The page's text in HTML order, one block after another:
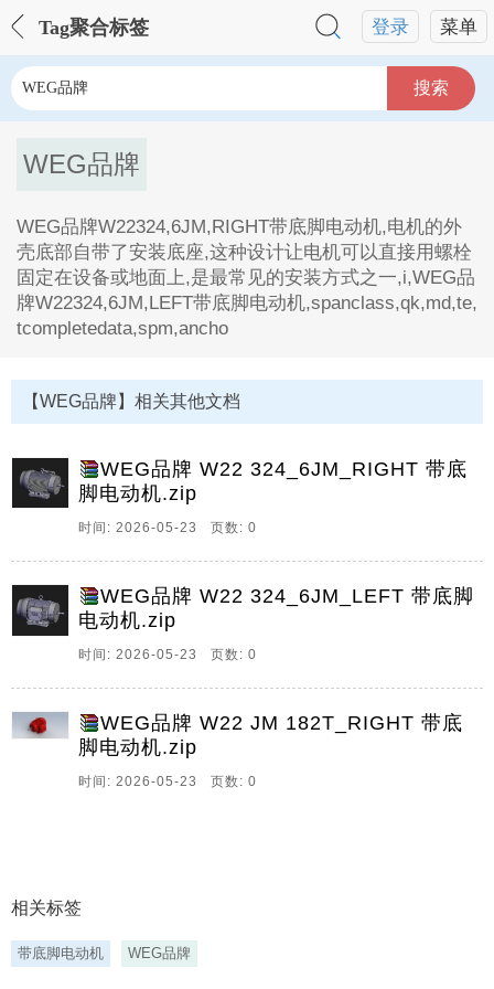
菜单
登录
Tag聚合标签
搜索
WEG品牌
WEG品牌W22324,6JM,RIGHT带底脚电动机,电机的外
壳底部自带了安装底座,这种设计让电机可以直接用螺栓
固定在设备或地面上,是最常见的安装方式之一,i,WEG品
牌W22324,6JM,LEFT带底脚电动机,spanclass,qk,md,te,
tcompletedata,spm,ancho
1、WEG品牌W22324,6JM,RIGHT带底脚电动机,电机的
外壳底部自带了安装底座,这种设计让电机可以直接用螺
栓固定在设备或地面上,是最常见的安装方式之一,i。
2、WEG品牌W22324,6JM,LEFT带底脚电动
机
【WEG品牌】相关其他文档
WEG品牌 W22 324_6JM_RIGHT 带底
脚电动机.zip
时间: 2026-05-23 页数: 0
WEG品牌 W22 324_6JM_LEFT 带底脚
电动机.zip
时间: 2026-05-23 页数: 0
WEG品牌 W22 JM 182T_RIGHT 带底
脚电动机.zip
时间: 2026-05-23 页数: 0
相关标签
带底脚电动机 WEG品牌